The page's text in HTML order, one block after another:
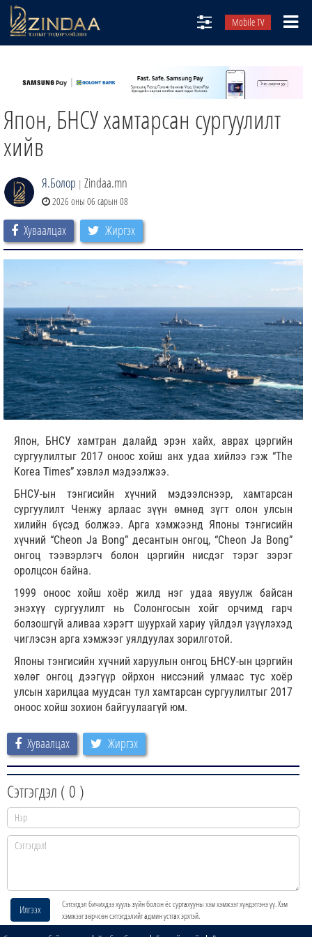
Mobile TV
ТВ8
ӨГЛӨӨНИЙ СОНИН
АУДИО ЗОХИОЛ
Япон, БНСУ хамтарсан сургуулилт
хийв
Я.Болор | Zindaa.mn
2026 оны 06 сарын 08
Хуваалцах Жиргэх
Япон, БНСУ хамтран далайд эрэн хайх, аврах цэргийн
сургуулилтыг 2017 оноос хойш анх удаа хийлээ гэж “The
Korea Times” хэвлэл мэдээлжээ.
БНСУ-ын тэнгисийн хүчний мэдээлснээр, хамтарсан
сургуулилт Ченжу арлаас зүүн өмнөд зүгт олон улсын
хилийн бүсэд болжээ. Арга хэмжээнд Японы тэнгисийн
хүчний “Cheon Ja Bong” десантын онгоц, “Cheon Ja Bong”
онгоц тээвэрлэгч болон цэргийн нисдэг тэрэг зэрэг
оролцсон байна.
1999 оноос хойш хоёр жилд нэг удаа явуулж байсан
энэхүү сургуулилт нь Солонгосын хойг орчимд гарч
болзошгүй аливаа хэрэгт шуурхай хариу үйлдэл үзүүлэхэд
чиглэсэн арга хэмжээг уялдуулах зорилготой.
Японы тэнгисийн хүчний харуулын онгоц БНСУ-ын цэргийн
хөлөг онгоц дээгүүр ойрхон ниссэний улмаас тус хоёр
улсын харилцаа муудсан тул хамтарсан сургуулилтыг 2017
оноос хойш зохион байгуулаагүй юм.
Хуваалцах Жиргэх
Сэтгэгдэл ( 0 )
Илгээх
Сэтгэгдэл бичихдээ хууль зүйн болон ёс суртахууны хэм хэмжээг хүндэтгэнэ үү. Хэм
хэмжээг зөрчсөн сэтгэгдэлийг админ устгах эрхтэй.